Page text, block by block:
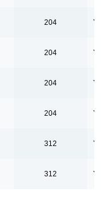
204 Y
204 Y
204 Y
204 Y
312 Y
312 Y